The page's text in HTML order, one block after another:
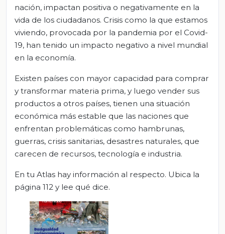
nación, impactan positiva o negativamente en la
vida de los ciudadanos. Crisis como la que estamos
viviendo, provocada por la pandemia por el Covid-
19, han tenido un impacto negativo a nivel mundial
en la economía.
Existen países con mayor capacidad para comprar
y transformar materia prima, y luego vender sus
productos a otros países, tienen una situación
económica más estable que las naciones que
enfrentan problemáticas como hambrunas,
guerras, crisis sanitarias, desastres naturales, que
carecen de recursos, tecnología e industria.
En tu Atlas hay información al respecto. Ubica la
página 112 y lee qué dice.